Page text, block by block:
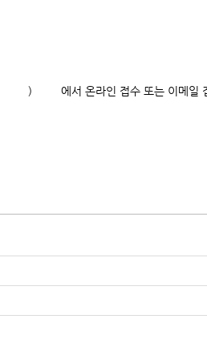
) 에서 온라인 접수 또는 이메